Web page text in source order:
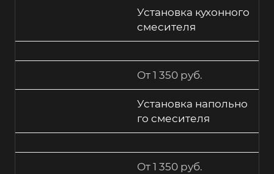
Установка кухонного
смесителя
От 1 350 руб.
Установка напольно
го смесителя
От 1 350 руб.